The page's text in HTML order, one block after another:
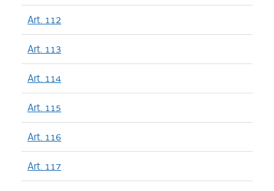
Art. 112
Art. 113
Art. 114
Art. 115
Art. 116
Art. 117